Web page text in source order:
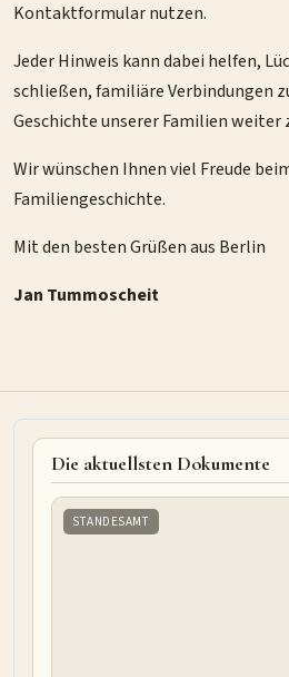
Kontaktformular nutzen.
Jeder Hinweis kann dabei helfen,
schließen, familiäre Verbindungen
Geschichte unserer Familien weiter
Wir wünschen Ihnen viel Freude
Familiengeschichte.
Mit den besten Grüßen aus Berlin
Jan Tummoscheit
Die aktuellsten Dokumente
STANDESAMT